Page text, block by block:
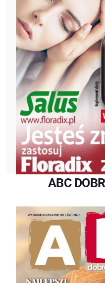
ABC